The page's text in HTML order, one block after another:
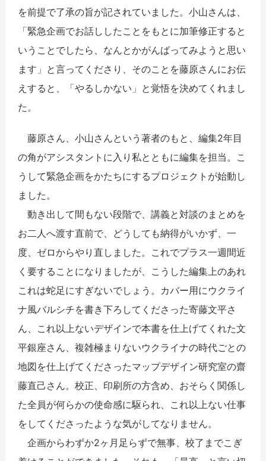
を前提で了承の旨が記されていました。小山さんは、
「緊急企画でお話ししたことをもとに加筆修正すると
いうことでしたら、なんとかがんばってみようと思い
ます」と言ってくださり、そのことを藤原さんにお伝
えすると、「やるしかない」と覚悟を決めてくれまし
た。
藤原さん、小山さんという著者のもと、編集2年目
の角がアシスタントに入り私とともに編集を担当。こ
うして緊急企画をかたちにするプロジェクトが始動し
ました。
動き出して間もない段階で、講義と対談のまとめを
お二人へ渡す直前で、どうしても納得がいかず、一
度、ゼロからやり直しました。これでプラス一週間近
く要することになりましたが、こうした編集上のあれ
これは蛇足にすぎないでしょう。カバー用にウクライ
ナ風バルシチを書き下ろしてくださった寄藤文平さ
ん、これ以上ないデザインで本書を仕上げてくれた文
平銀座さん、複雑極まりないウクライナの時代ごとの
地図を仕上げてくださったマップデザイン研究室の齋
藤直己さん。校正、印刷所の方含め、おそらく関係し
た全員が何らかの使命感に駆られ、これ以上ない仕事
をしてくださったような気がしてなりません。
企画からわずか2ヶ月足らずで無事、校了までこぎ